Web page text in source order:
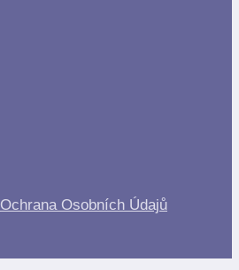
Ochrana Osobních Údajů